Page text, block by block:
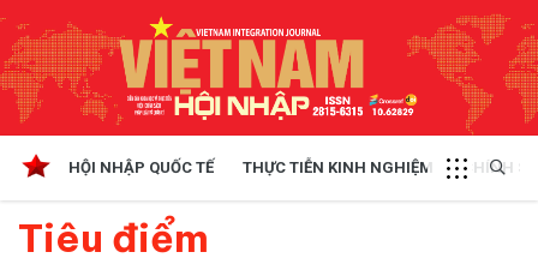
HỘI NHẬP QUỐC TẾ THỰC TIỄN KINH NGHIỆM CHÍNH
Tiêu điểm